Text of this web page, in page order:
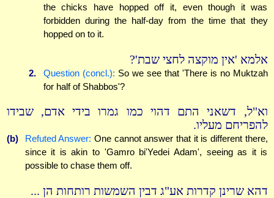
the chicks have hopped off it, even though it was
forbidden during the half-day from the time that they
hopped on to it.
אלמא 'אין מוקצה לחצי שבת'?
2. Question (concl.): So we see that 'There is no Muktzah
for half of Shabbos'?
וא"ל, דשאני התם דהוי כמו גמרו בידי אדם, שבידו
להפריחם מעליו.
(b) Refuted Answer: One cannot answer that it is different there,
since it is akin to 'Gamro bi'Yedei Adam', seeing as it is
possible to chase them off.
דהא שרינן קדרות אע"ג דבין השמשות רותחות הן ...